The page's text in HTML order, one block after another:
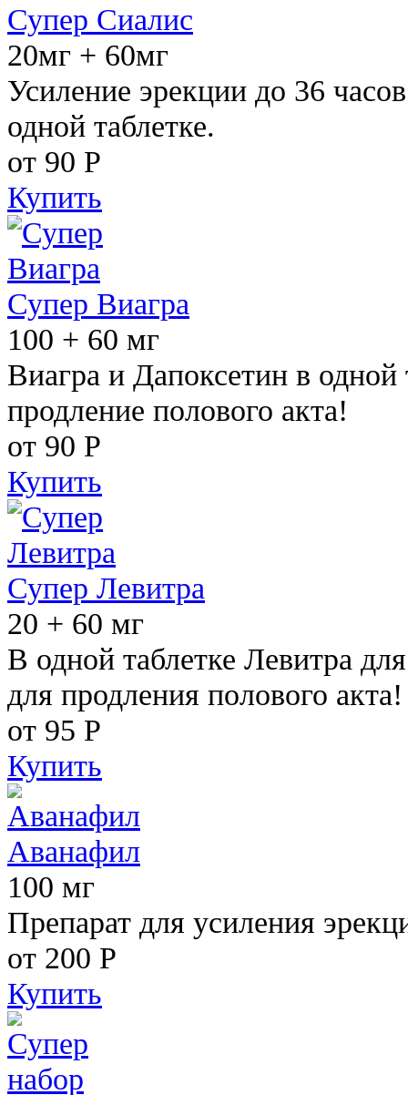
Супер Сиалис
20мг + 60мг
Усиление эрекции до 36
одной таблетке.
от 90 Р
Купить
Супер Виагра
100 + 60 мг
Виагра и Дапоксетин в одной
продление полового акта!
от 90 Р
Купить
Супер Левитра
20 + 60 мг
В одной таблетке Левитра
для продления полового акта!
от 95 Р
Купить
Аванафил
100 мг
Препарат для усиления
от 200 Р
Купить